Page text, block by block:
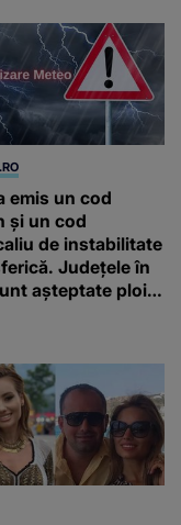
emis un cod
și un cod
de instabilitate
Județele în
așteptate ploi